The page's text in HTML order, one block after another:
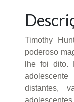
Timothy
poderoso
lhe foi dito.
distantes,